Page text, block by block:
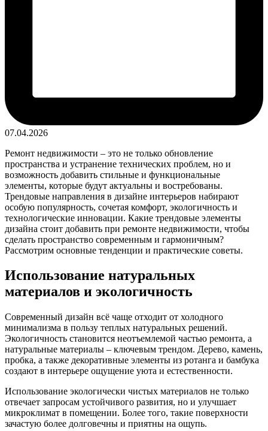
07.04.2026
Ремонт недвижимости – это не только обновление
пространства и устранение технических проблем, но и
возможность добавить стильные и функциональные
элементы, которые будут актуальны и востребованы.
Трендовые направления в дизайне интерьеров набирают
особую популярность, сочетая комфорт, экологичность и
технологические инновации. Какие трендовые элементы
дизайна стоит добавить при ремонте недвижимости, чтобы
сделать пространство современным и гармоничным?
Рассмотрим основные тенденции и практические советы.
Использование натуральных
материалов и экологичность
Современный дизайн всё чаще отходит от холодного
минимализма в пользу теплых натуральных решений.
Экологичность становится неотъемлемой частью ремонта, а
натуральные материалы – ключевым трендом. Дерево, камень,
пробка, а также декоративные элементы из ротанга и бамбука
создают в интерьере ощущение уюта и естественности.
Использование экологически чистых материалов не только
отвечает запросам устойчивого развития, но и улучшает
микроклимат в помещении. Более того, такие поверхности
зачастую более долговечны и приятны на ощупь.